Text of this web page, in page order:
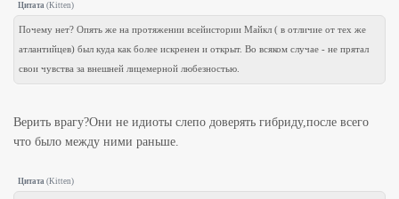
Цитата (Kitten)
Почему нет? Опять же на протяжении всейистории Майкл ( в отличие от тех же
атлантийцев) был куда как более искренен и открыт. Во всяком случае - не прятал
свои чувства за внешней лицемерной любезностью.
Верить врагу?Они не идиоты слепо доверять гибриду,после всего
что было между ними раньше.
Цитата (Kitten)